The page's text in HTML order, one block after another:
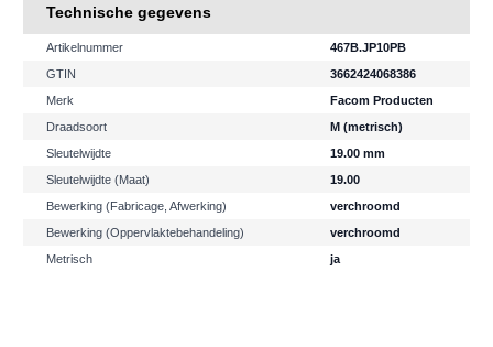
Technische gegevens
Artikelnummer
467B.JP10PB
GTIN
3662424068386
Merk
Facom Producten
Draadsoort
M (metrisch)
Sleutelwijdte
19.00 mm
Sleutelwijdte (maat)
19.00
Bewerking (fabricage, Afwerking)
verchroomd
Bewerking (oppervlaktebehandeling)
verchroomd
Metrisch
ja